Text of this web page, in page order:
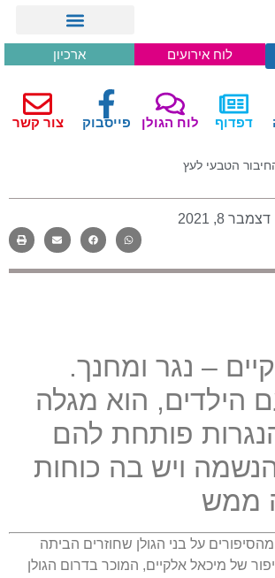
לוח אירועים ארכיון
דפדוף לוח הגולן פייסבוק צור קשר
הטבעי לעץ
דצמבר 8, 2021
– נגר ומחנך.
הילדים, הוא מגלה
פותחת להם
ויש בה כוחות
ממש
על בני הגולן שחוזרים הביתה
של מיכאל אלקיים, המוכר בדרום הגולן